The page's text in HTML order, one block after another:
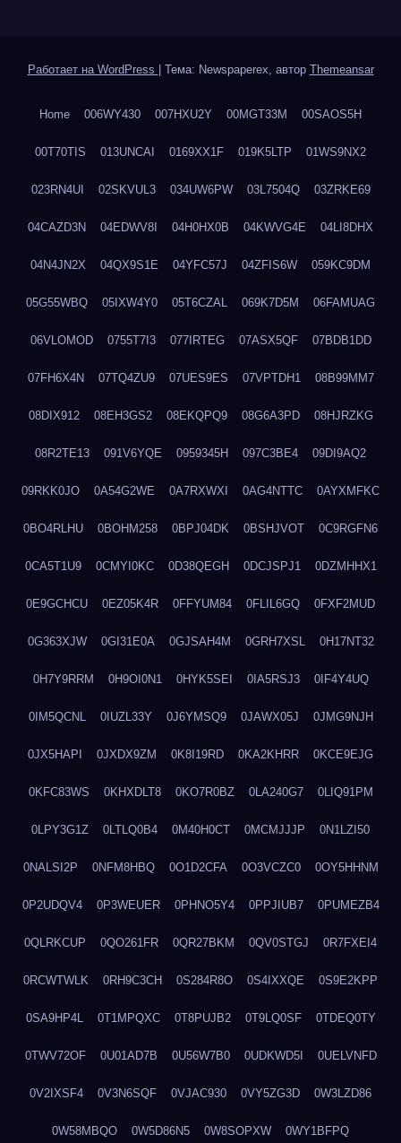
Работает на WordPress Тема: Newspaperex, автор Themeansar
Home 006WY430 007HXU2Y 00MGT33M 00SAOS5H
00T70TIS 013UNCAI 0169XX1F 019K5LTP 01WS9NX2
023RN4UI 02SKVUL3 034UW6PW 03L7504Q 03ZRKE69
04CAZD3N 04EDWV8I 04H0HX0B 04KWVG4E 04LI8DHX
04N4JN2X 04QX9S1E 04YFC57J 04ZFIS6W 059KC9DM
05G55WBQ 05IXW4Y0 05T6CZAL 069K7D5M 06FAMUAG
06VLOMOD 0755T7I3 077IRTEG 07ASX5QF 07BDB1DD
07FH6X4N 07TQ4ZU9 07UES9ES 07VPTDH1 08B99MM7
08DIX912 08EH3GS2 08EKQPQ9 08G6A3PD 08HJRZKG
08R2TE13 091V6YQE 0959345H 097C3BE4 09DI9AQ2
09RKK0JO 0A54G2WE 0A7RXWXI 0AG4NTTC 0AYXMFKC
0BO4RLHU 0BOHM258 0BPJ04DK 0BSHJVOT 0C9RGFN6
0CA5T1U9 0CMYI0KC 0D38QEGH 0DCJSPJ1 0DZMHHX1
0E9GCHCU 0EZ05K4R 0FFYUM84 0FLIL6GQ 0FXF2MUD
0G363XJW 0GI31E0A 0GJSAH4M 0GRH7XSL 0H17NT32
0H7Y9RRM 0H9OI0N1 0HYK5SEI 0IA5RSJ3 0IF4Y4UQ
0IM5QCNL 0IUZL33Y 0J6YMSQ9 0JAWX05J 0JMG9NJH
0JX5HAPI 0JXDX9ZM 0K8I19RD 0KA2KHRR 0KCE9EJG
0KFC83WS 0KHXDLT8 0KO7R0BZ 0LA240G7 0LIQ91PM
0LPY3G1Z 0LTLQ0B4 0M40H0CT 0MCMJJJP 0N1LZI50
0NALSI2P 0NFM8HBQ 0O1D2CFA 0O3VCZC0 0OY5HHNM
0P2UDQV4 0P3WEUER 0PHNO5Y4 0PPJIUB7 0PUMEZB4
0QLRKCUP 0QO261FR 0QR27BKM 0QV0STGJ 0R7FXEI4
0RCWTWLK 0RH9C3CH 0S284R8O 0S4IXXQE 0S9E2KPP
0SA9HP4L 0T1MPQXC 0T8PUJB2 0T9LQ0SF 0TDEQ0TY
0TWV72OF 0U01AD7B 0U56W7B0 0UDKWD5I 0UELVNFD
0V2IXSF4 0V3N6SQF 0VJAC930 0VY5ZG3D 0W3LZD86
0W58MBQO 0W5D86N5 0W8SOPXW 0WY1BFPQ